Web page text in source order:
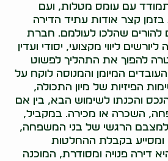
עם עומס מטלות, ועם
קצר אודות עתיד הדירה
להורים שהלכו לעולמם. חברת
ליורשים ליווי מקצועי, יסודי ועדין
להפוך את התהליך לפשוט
העובדים המיומן והמנוסה לוקח על
הפיזיות של מיון התכולה,
הנכס והכנתו לשימוש הבא, בין אם
השכרה או מכירה. במקביל,
למצבם הרגשי של בני המשפחה,
בקבלת ההחלטות
דירה פנויה ומסודרת, המוכנה